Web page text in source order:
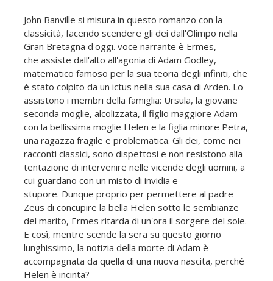
John Banville si misura in questo romanzo con la
classicità, facendo scendere gli dei dall'Olimpo nella
Gran Bretagna d'oggi. voce narrante è Ermes,
che assiste dall'alto all'agonia di Adam Godley,
matematico famoso per la sua teoria degli infiniti, che
è stato colpito da un ictus nella sua casa di Arden. Lo
assistono i membri della famiglia: Ursula, la giovane
seconda moglie, alcolizzata, il figlio maggiore Adam
con la bellissima moglie Helen e la figlia minore Petra,
una ragazza fragile e problematica. Gli dei, come nei
racconti classici, sono dispettosi e non resistono alla
tentazione di intervenire nelle vicende degli uomini, a
cui guardano con un misto di invidia e
stupore. Dunque proprio per permettere al padre
Zeus di concupire la bella Helen sotto le sembianze
del marito, Ermes ritarda di un'ora il sorgere del sole.
E così, mentre scende la sera su questo giorno
lunghissimo, la notizia della morte di Adam è
accompagnata da quella di una nuova nascita, perché
Helen è incinta?